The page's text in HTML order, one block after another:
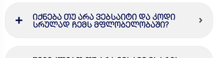
იქნება თუ არა ვებსაიტი და კოდი
სრულად ჩემს მფლობელობაში?